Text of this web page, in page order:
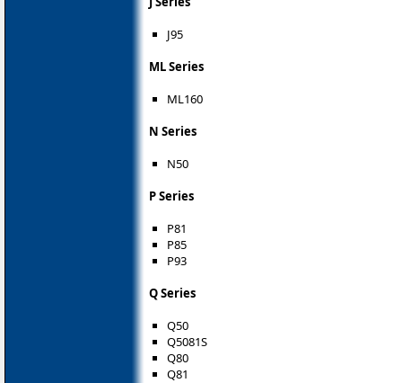
J95
ML Series
ML160
N Series
N50
P Series
P81
P85
P93
Q Series
Q50
Q5081S
Q80
Q81